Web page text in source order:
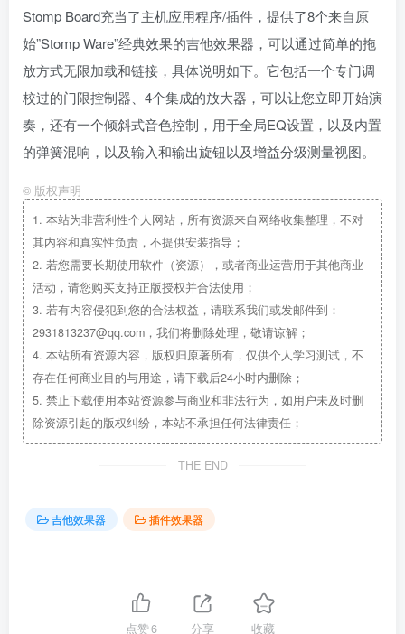
Stomp Board充当了主机应用程序/插件，提供了8个来自原
始”Stomp Ware”经典效果的吉他效果器，可以通过简单的拖
放方式无限加载和链接，具体说明如下。它包括一个专门调
校过的门限控制器、4个集成的放大器，可以让您立即开始演
奏，还有一个倾斜式音色控制，用于全局EQ设置，以及内置
的弹簧混响，以及输入和输出旋钮以及增益分级测量视图。
© 版权声明
1. 本站为非营利性个人网站，所有资源来自网络收集整理，不对
其内容和真实性负责，不提供安装指导；
2. 若您需要长期使用软件（资源），或者商业运营用于其他商业
活动，请您购买支持正版授权并合法使用；
3. 若有内容侵犯到您的合法权益，请联系我们或发邮件到：
2931813237@qq.com，我们将删除处理，敬请谅解；
4. 本站所有资源内容，版权归原著所有，仅供个人学习测试，不
存在任何商业目的与用途，请下载后24小时内删除；
5. 禁止下载使用本站资源参与商业和非法行为，如用户未及时删
除资源引起的版权纠纷，本站不承担任何法律责任；
THE END
吉他效果器 插件效果器
点赞6 分享 收藏